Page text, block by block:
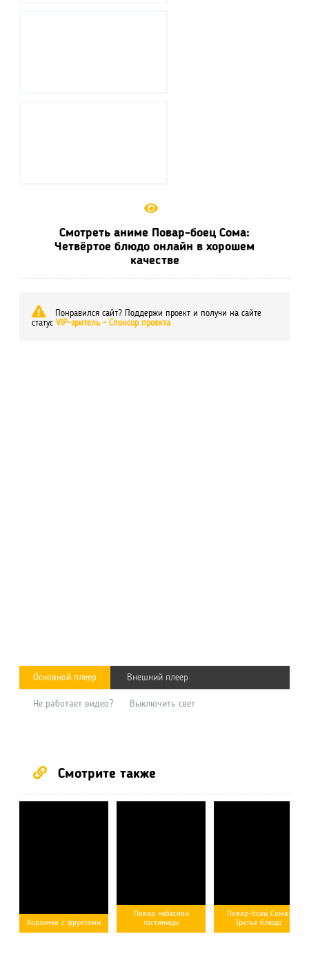
Смотреть аниме Повар-боец Сома:
Четвёртое блюдо онлайн в хорошем
качестве
Понравился сайт? Поддержи проект и получи на сайте
статус VIP-зритель - Спонсор проекта
Основной плеер Внешний плеер
Не работает видео? Выключить свет
Смотрите также
Корзинка с фруктами
Повар небесной
гостиницы
Повар-боец Сома:
Третье блюдо